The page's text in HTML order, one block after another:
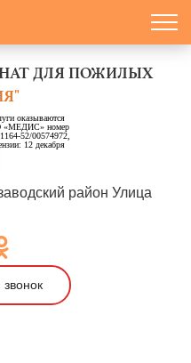
ДЛЯ ПОЖИЛЫХ
оказываются
«МЕДИС» номер
52/00574972,
12 декабря
район Улица